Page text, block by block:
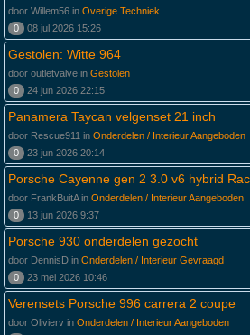
door Willem56 in Overige Techniek
0
08 jul 2026 15:26
Gestolen: Witte 964
door outletvalve in Gestolen
0
24 jun 2026 22:15
Panamera Taycan velgenset 21 inch
door Rescue911 in Onderdelen / Interieur Aangeboden
0
23 jun 2026 20:14
Porsche Cayenne gen 2 3.0 v6 hybrid
door FrankBuitA in Onderdelen / Interieur Aangeboden
0
13 jun 2026 9:37
Porsche 930 onderdelen gezocht
door DennisD in Onderdelen / Interieur Gevraagd
0
23 mei 2026 10:46
Verensets Porsche 996 carrera 2 coupe
door Olivierv in Onderdelen / Interieur Aangeboden